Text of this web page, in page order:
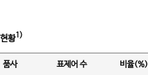
황1)
품사 표제어 수 비율(%)